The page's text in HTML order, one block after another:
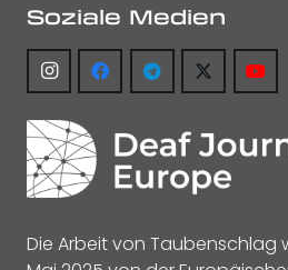
Soziale Medien
Die Arbeit von Taubenschlag